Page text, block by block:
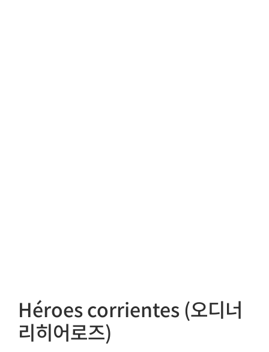
Héroes corrientes (오디너
리히어로즈)